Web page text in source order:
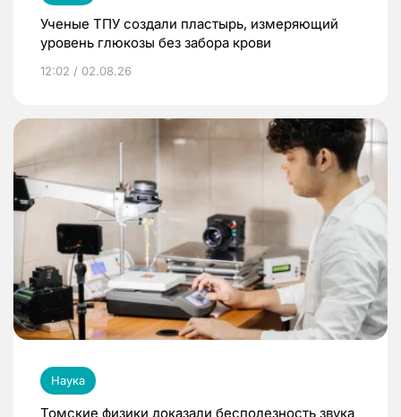
Ученые ТПУ создали пластырь, измеряющий
уровень глюкозы без забора крови
12:02 / 02.08.26
Наука
Томские физики доказали бесполезность звука